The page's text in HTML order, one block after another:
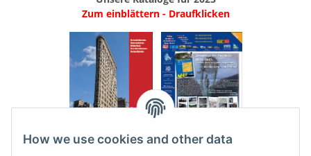
Zum einblättern - Draufklicken
. ..
How we use cookies and other data